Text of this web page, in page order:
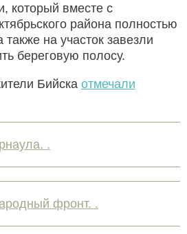
который вместе с
района полностью
на участок завезли
береговую полосу.
Бийска отмечали
.
фронт. .